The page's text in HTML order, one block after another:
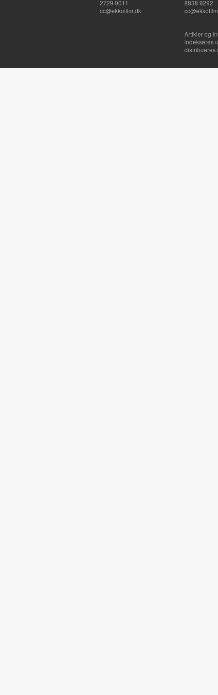
2729 0011
cc@ekkofilm.dk
8838 9292
Artikler og
indekseres
distribueres